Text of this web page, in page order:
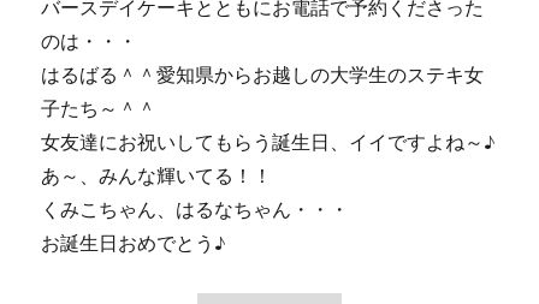
味
♪
バースデイケーキとともにお電話で予約くださった
のは・・・
はるばる＾＾愛知県からお越しの大学生のステキ女
子たち～＾＾
女友達にお祝いしてもらう誕生日、イイですよね～♪
あ～、みんな輝いてる！！
くみこちゃん、はるなちゃん・・・
お誕生日おめでとう♪